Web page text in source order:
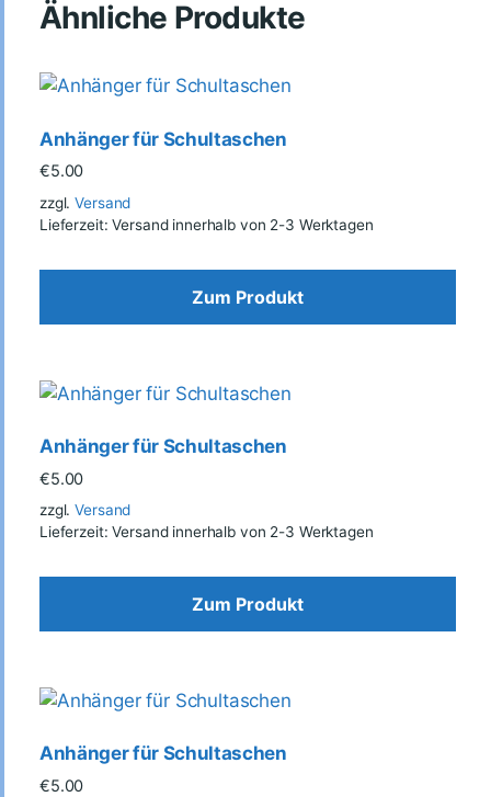
Ähnliche Produkte
Anhänger für Schultaschen
€5.00
zzgl.Versand
Lieferzeit: Versand innerhalb von 2-3 Werktagen
Zum Produkt
Anhänger für Schultaschen
€5.00
zzgl.Versand
Lieferzeit: Versand innerhalb von 2-3 Werktagen
Zum Produkt
Anhänger für Schultaschen
€5.00